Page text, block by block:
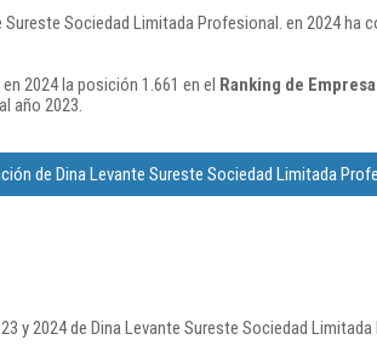
Sociedad Limitada Profesional. en 2024 ha
2024 la posición 1.661 en el Ranking de
año 2023.
de Dina Levante Sureste Sociedad Limitada
2024 de Dina Levante Sureste Sociedad